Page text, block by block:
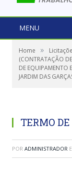
MENU
Home »
(CONTRATAÇÃO
DE EQUIPAMENTO
JARDIM DAS
TERMO
POR ADMINISTRADOR